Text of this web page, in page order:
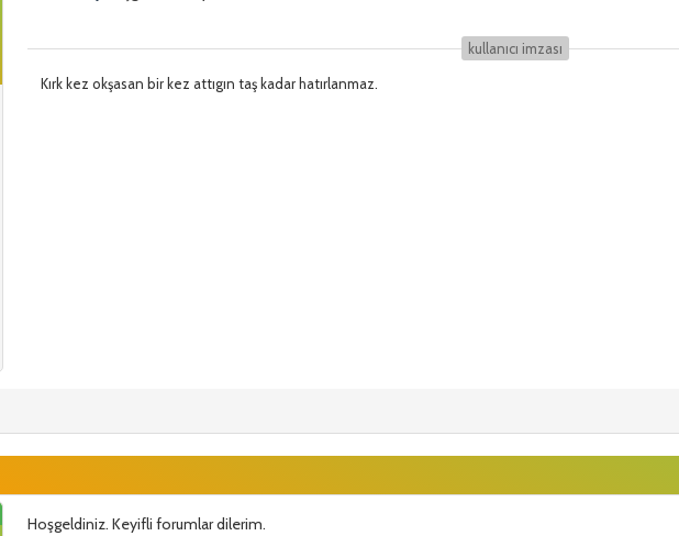
kullanıcı i̇mzası
Kırk kez okşasan bir kez attıgın taş kadar hatırlanmaz.
Hoşgeldiniz. Keyifli forumlar dilerim.